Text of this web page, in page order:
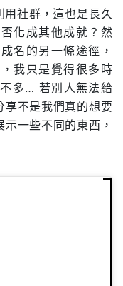
社群，這也是長久
化成其他成就？然
名的另一條途徑，
我只是覺得很多時
多… 若別人無法給
享不是我們真的想要
一些不同的東西，